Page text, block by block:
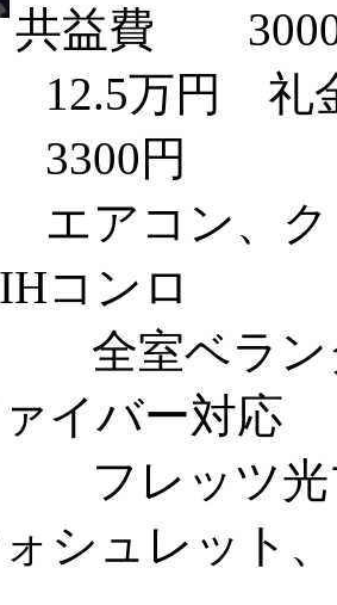
共益費
万円 礼金
円
コン、クロ
コンロ
ランダ付
イバー対応
ツ光プレ
シュレット